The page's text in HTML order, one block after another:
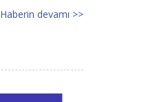
Haberin devamı >>